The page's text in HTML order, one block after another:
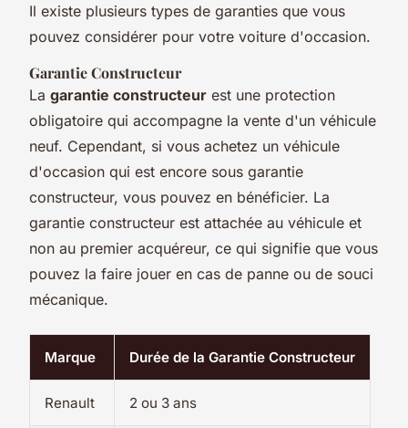
Il existe plusieurs types de garanties que vous
pouvez considérer pour votre voiture d'occasion.
Garantie Constructeur
La garantie constructeur est une protection
obligatoire qui accompagne la vente d'un véhicule
neuf. Cependant, si vous achetez un véhicule
d'occasion qui est encore sous garantie
constructeur, vous pouvez en bénéficier. La
garantie constructeur est attachée au véhicule et
non au premier acquéreur, ce qui signifie que vous
pouvez la faire jouer en cas de panne ou de souci
mécanique.
Marque Durée de la Garantie Constructeur
Renault 2 ou 3 ans